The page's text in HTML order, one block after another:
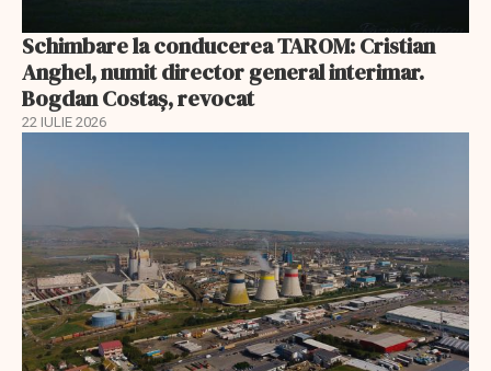
Schimbare la conducerea TAROM: Cristian
Anghel, numit director general interimar.
Bogdan Costaș, revocat
22 IULIE 2026